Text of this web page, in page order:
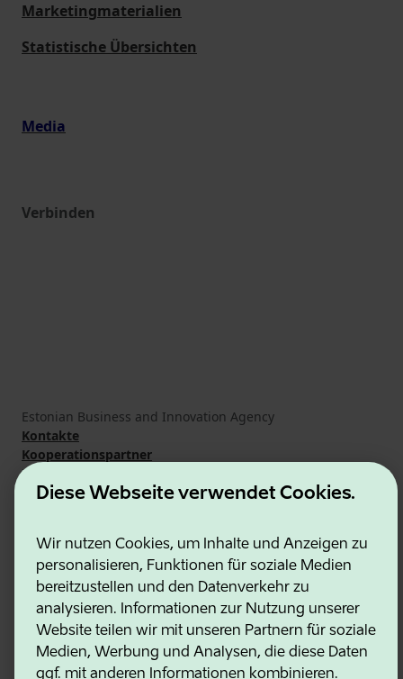
Diese Webseite verwendet Cookies.
Wir nutzen Cookies, um Inhalte und Anzeigen zu
personalisieren, Funktionen für soziale Medien
bereitzustellen und den Datenverkehr zu
analysieren. Informationen zur Nutzung unserer
Website teilen wir mit unseren Partnern für soziale
Medien, Werbung und Analysen, die diese Daten
ggf. mit anderen Informationen kombinieren.
Marketingmaterialien
Statistische Übersichten
Media
Verbinden
Estonian Business and Innovation Agency
Kontakte
Kooperationspartner
Nutzungsbedingungen
Cookie- und Datenschutzrichtlinie